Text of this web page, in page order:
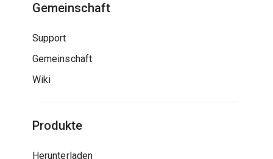
Gemeinschaft
Support
Gemeinschaft
Wiki
Produkte
Herunterladen